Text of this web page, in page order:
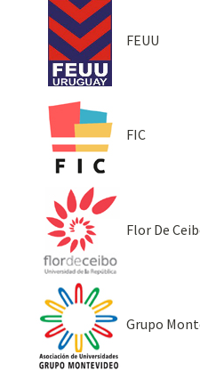
FEUU
FIC
Flor De
Grupo